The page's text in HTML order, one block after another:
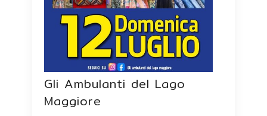
Gli Ambulanti del Lago
Maggiore